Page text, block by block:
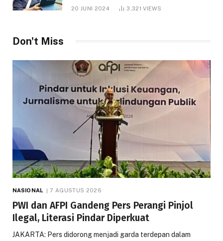
1.000 Hektare
20 JUNI 2024 3,321VIEWS
Don't Miss
NASIONAL 7 AGUSTUS 2026
PWI dan AFPI Gandeng Pers Perangi Pinjol
Ilegal, Literasi Pindar Diperkuat
JAKARTA: Pers didorong menjadi garda terdepan dalam